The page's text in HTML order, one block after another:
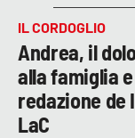
IL CORDOGLIO
Andrea, il
alla famiglia
redazione de
LaC